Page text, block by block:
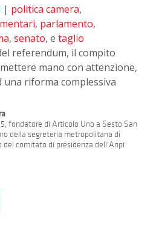
| politica camera,
, parlamento,
, senato, e taglio
referendum, il compito
mano con attenzione,
una riforma complessiva
fondatore di Articolo Uno a Sesto San
della segreteria metropolitana di
del comitato di presidenza dell'Anpi